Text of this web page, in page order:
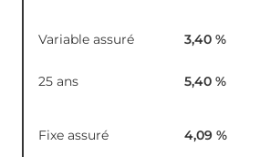
Variable assuré
25 ans
3,40 %
5,40 %
Fixe assuré 4,09 %